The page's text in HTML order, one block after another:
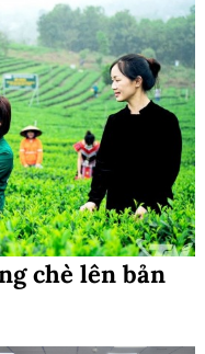
chè lên bản